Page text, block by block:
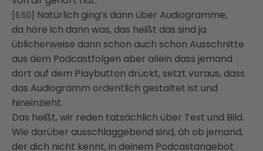
[6:50]
Natürlich ging’s dann über Audiogramme,
da höre ich dann was, das heißt das sind ja
üblicherweise dann schon auch schon Ausschnitte
aus dem Podcastfolgen aber allein dass jemand
dort auf dem Playbutton drückt, setzt voraus, dass
das Audiogramm ordentlich gestaltet ist und
hineinzieht.
Das heißt, wir reden tatsächlich über Text und Bild.
Wie darüber ausschlaggebend sind, äh ob jemand,
der dich nicht kennt, in deinem Podcastangebot